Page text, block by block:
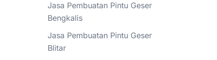
Jasa Pembuatan Pintu Geser
Bengkalis
Jasa Pembuatan Pintu Geser
Blitar